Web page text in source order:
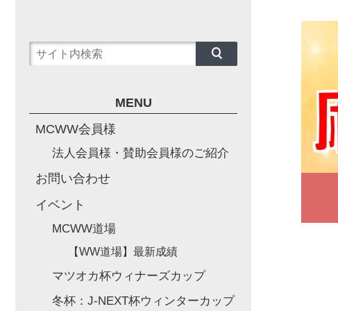
MENU
MCWW会員様
法人会員様・賛助会員様のご紹介
お問い合わせ
イベント
MCWW道場
【WW道場】最新成績
マツオカ杯ウィナーズカップ
冬杯：J-NEXT杯ウィンターカップ